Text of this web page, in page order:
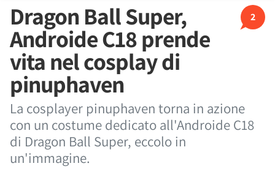
2
Dragon Ball Super,
Androide C18 prende
vita nel cosplay di
pinuphaven
La cosplayer pinuphaven torna in azione
con un costume dedicato all'Androide C18
di Dragon Ball Super, eccolo in
un'immagine.